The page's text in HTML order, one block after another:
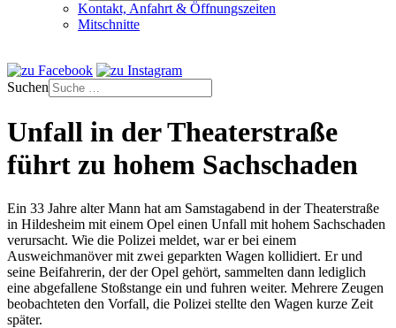
Kontakt, Anfahrt & Öffnungszeiten
Mitschnitte
Suchen
Unfall in der Theaterstraße
führt zu hohem Sachschaden
Ein 33 Jahre alter Mann hat am Samstagabend in der Theaterstraße
in Hildesheim mit einem Opel einen Unfall mit hohem Sachschaden
verursacht. Wie die Polizei meldet, war er bei einem
Ausweichmanöver mit zwei geparkten Wagen kollidiert. Er und
seine Beifahrerin, der der Opel gehört, sammelten dann lediglich
eine abgefallene Stoßstange ein und fuhren weiter. Mehrere Zeugen
beobachteten den Vorfall, die Polizei stellte den Wagen kurze Zeit
später.